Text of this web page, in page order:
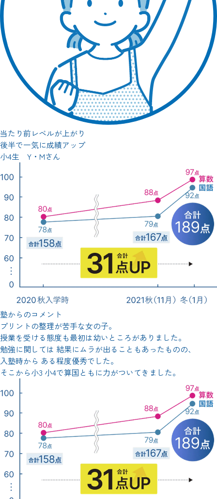
当たり前レベルが上がり
後半で一気に成績アップ
小4生 Y・Mさん
塾からのコメント
プリントの整理が苦手な女の子。
授業を受ける態度も最初は幼いところがありました。
勉強に関しては 結果にムラが出ることもあったものの、
入塾時から ある程度優秀でした。
そこから小3 小4で算国ともに力がついてきました。